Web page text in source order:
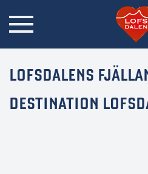
LOFSDALENS
DESTINATION